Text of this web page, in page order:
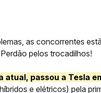
as concorrentes
pelos trocadilhos!
atual, passou a Tesla
e elétricos) pela